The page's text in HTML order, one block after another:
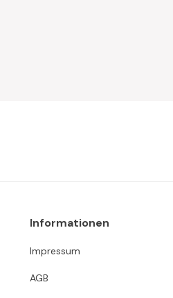
Informationen
Impressum
AGB